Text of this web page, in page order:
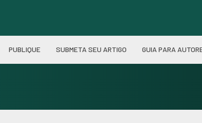
PUBLIQUE SUBMETA SEU ARTIGO GUIA PARA